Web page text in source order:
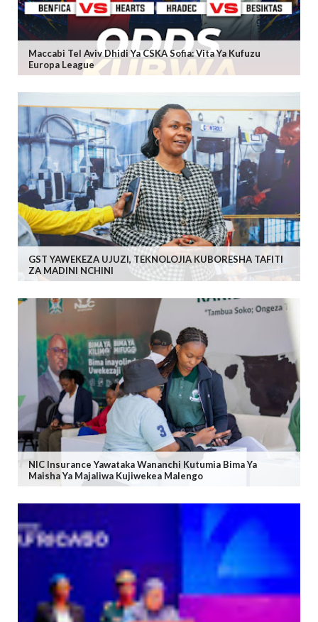
Maccabi Tel Aviv Dhidi Ya CSKA Sofia: Vita Ya Kufuzu
Europa League
GST YAWEKEZA UJUZI, TEKNOLOJIA KUBORESHA TAFITI
ZA MADINI NCHINI
NIC Insurance Yawataka Wananchi Kutumia Bima Ya
Maisha Ya Majaliwa Kujiwekea Malengo